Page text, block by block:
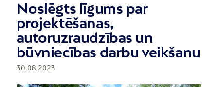
Noslēgts līgums par
projektēšanas,
autoruzraudzības un
būvniecības darbu veikšanu
30.08.2023